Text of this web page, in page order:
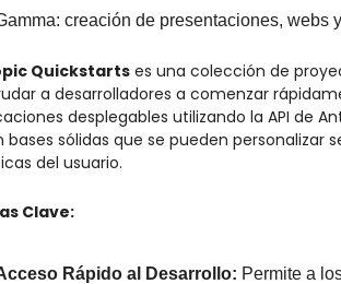
creación de presentaciones, webs
Quickstarts es una colección de
a desarrolladores a comenzar
desplegables utilizando la API de
sólidas que se pueden personalizar
del usuario.
Clave:
Rápido al Desarrollo: Permite a